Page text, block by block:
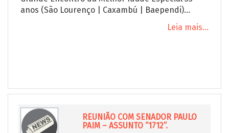
anos (São Lourenço | Caxambú | Baependi)...
Leia mais...
REUNIÃO COM SENADOR PAULO
PAIM – ASSUNTO “1712”.